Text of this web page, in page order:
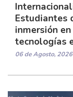
Estudiantes
inmersión
tecnologías
06 de Agosto, 2026